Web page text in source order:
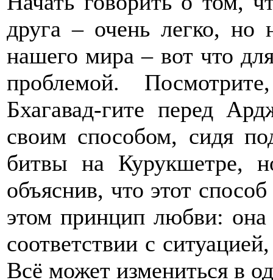
друга – очень легко, но
нашего мира – вот что
проблемой.
Бхагавад-гите перед
своим способом, сидя
битвы на Курукшетре,
объяснив, что этот
этом принцип любви: она
соответствии с
Всё может измениться в